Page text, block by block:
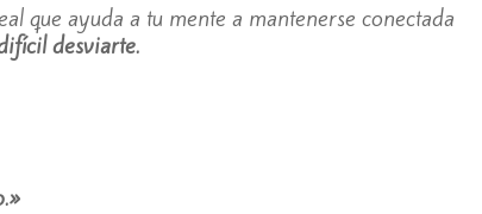
que ayuda a tu mente a mantenerse conectada
desviarte.